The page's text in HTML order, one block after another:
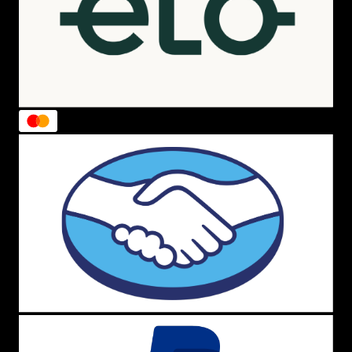
Melissa Texas
Inspirada nas botas country, é a escolha certa para quem
busca atitude e estilo. Possui acabamento brilhante e
Melissa Free Out
Bota perfeita para festivais e rodeios. Moderna, versátil e
confortável, é confeccionada em Melflex e garante
leveza e durabilidade.
preto e bege.
Melissa Courtney Boot
Ideal para quem ama salto alto sem abrir mão do
conforto. Possui salto diferenciado (9 cm externo e 5 cm
interno), palmilha em EVA e solado antiderrapante.
azul, marrom, verde e bege.
Melissa Coturno + Steal The Look
Modelo em parceria com o blog Steal The Look, com